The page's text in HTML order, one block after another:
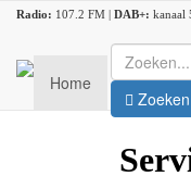
Radio: 107.2 FM | DAB+: kanaal
Home Nieuws
Zoeken